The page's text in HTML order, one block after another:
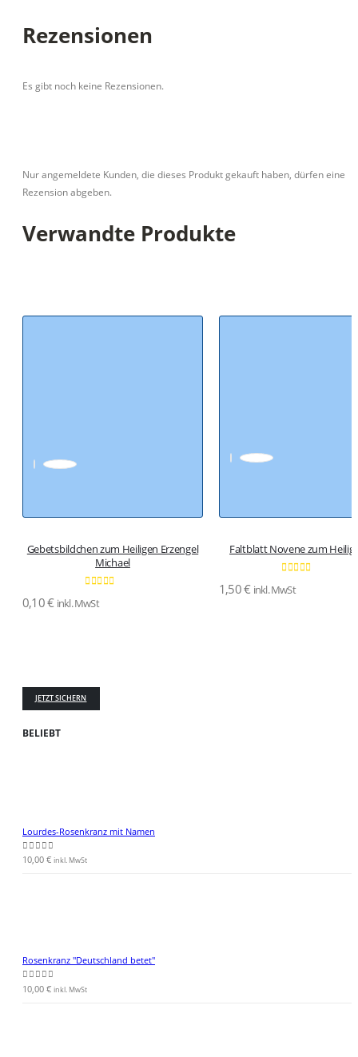
Rezensionen
Es gibt noch keine Rezensionen.
Nur angemeldete Kunden, die dieses Produkt gekauft haben, dürfen eine
Rezension abgeben.
Verwandte Produkte
Gebetsbildchen zum Heiligen Erzengel
Michael
0,10€ inkl. MwSt
Faltblatt Novene zum
1,50€ inkl. MwSt
JETZT SICHERN
BELIEBT
Lourdes-Rosenkranz mit Namen
0von 5
10,00 € inkl. MwSt
Rosenkranz "Deutschland betet"
0von 5
10,00 € inkl. MwSt